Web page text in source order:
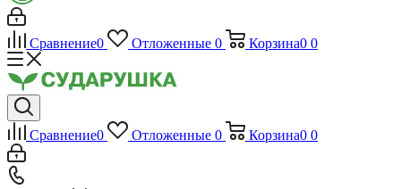
Сравнение0 Отложенные 0 Корзина0 0
Сравнение0 Отложенные 0 Корзина0 0